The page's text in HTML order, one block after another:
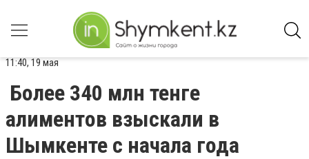
11:40, 19 мая
Более 340 млн тенге
алиментов взыскали в
Шымкенте с начала года